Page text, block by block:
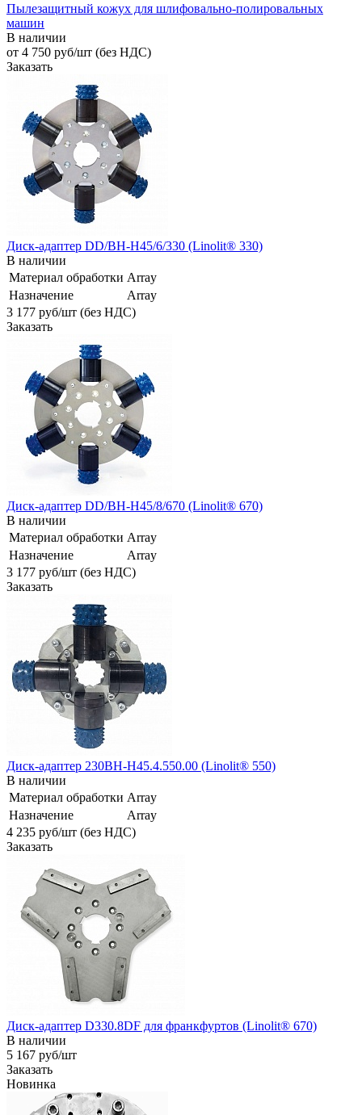
Пылезащитный кожух для шлифовально-полировальных
машин
В наличии
от 4 750 руб/шт (без НДС)
Заказать
Диск-адаптер DD/BH-H45/6/330 (Linolit® 330)
В наличии
Материал обработки Array
Назначение
Array
3 177 руб/шт (без НДС)
Заказать
Диск-адаптер DD/BH-H45/8/670 (Linolit® 670)
В наличии
Материал обработки Array
Назначение
Array
3 177 руб/шт (без НДС)
Заказать
Диск-адаптер 230BH-H45.4.550.00 (Linolit® 550)
В наличии
Материал обработки Array
Назначение
Array
4 235 руб/шт (без НДС)
Заказать
Диск-адаптер D330.8DF для франкфуртов (Linolit® 670)
В наличии
5 167 руб/шт
Заказать
Новинка